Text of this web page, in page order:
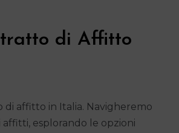
di Affitto
affitto in Italia. Navigheremo
affitti, esplorando le opzioni